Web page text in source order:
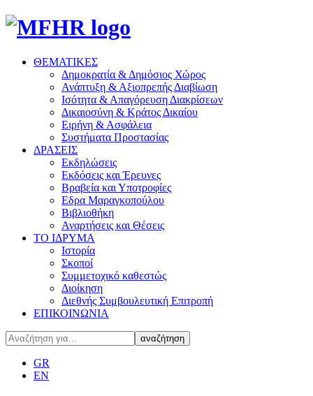
ΘΕΜΑΤΙΚΕΣ
Δημοκρατία & Δημόσιος Χώρος
Ανάπτυξη & Αξιοπρεπής Διαβίωση
Ισότητα & Απαγόρευση Διακρίσεων
Δικαιοσύνη & Κράτος Δικαίου
Ειρήνη & Ασφάλεια
Συστήματα Προστασίας
ΔΡΑΣΕΙΣ
Εκδηλώσεις
Εκδόσεις και Έρευνες
Βραβεία και Υποτροφίες
Εδρα Μαραγκοπούλου
Βιβλιοθήκη
Αναρτήσεις και Θέσεις
ΤΟ ΙΔΡΥΜΑ
Ιστορία
Σκοποί
Συμμετοχικό καθεστώς
Διοίκηση
Διεθνής Συμβουλευτική Επιτροπή
ΕΠΙΚΟΙΝΩΝΙΑ
GR
EN